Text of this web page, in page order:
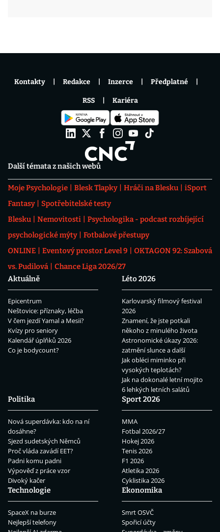
Další témata z našich webů
Moje Psychologie Blesk Tlapky Hráči na Blesku
iSport
Fantasy
Spotřebitelské testy
Blesku
Nemovitosti
Psychologika - podcast rozbíjející
psychologické mýty
Fotbalové přestupy
ONLINE
Eventový prostor Level 9
OKTAGON 92: Szabová
vs. Pudilová
Chance Liga 2026/27
Aktuálně
Epicentrum
Neštovice: příznaky, léčba
V čem jezdí Yamal a Mesii?
Kvízy pro seniory
Kalendář úplňků 2026
Co je bodycount?
Léto 2026
Karlovarský filmový festival
2026
Znamení, že jste potkali
někoho z minulého života
Astronomické úkazy 2026:
zatmění slunce a další
Jak obléci miminko při
vysokých teplotách?
Jak na dokonalé letní mojito
6 lehkých letních salátů
Politika
Nová superdávka: kdo na ní
dosáhne?
Sjezd sudetských Němců
Proč vláda zavádí EET?
Padni komu padni
Výpověď z práce vzor
Divoký kačer
Sport 2026
MMA
Fotbal 2026/27
Hokej 2026
Tenis 2026
F1 2026
Atletika 2026
Cyklistika 2026
Technologie
SpaceX na burze
Nejlepší telefony
Ekonomika
Smrt OSVČ
Spořicí účty
Kontakty Redakce Inzerce Předplatné
RSS Kariéra